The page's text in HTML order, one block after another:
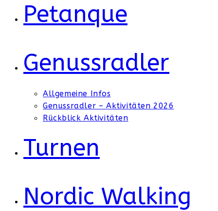
Petanque
Genussradler
Allgemeine Infos
Genussradler – Aktivitäten 2026
Rückblick Aktivitäten
Turnen
Nordic Walking